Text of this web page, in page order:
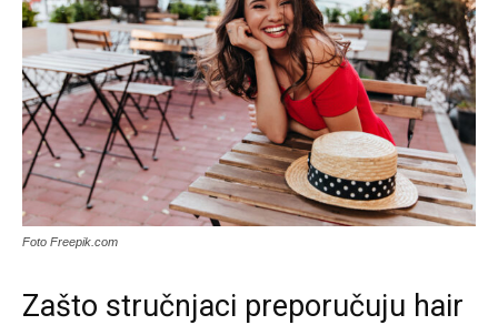
Foto Freepik.com
Zašto stručnjaci preporučuju hair